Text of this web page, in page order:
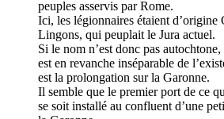
peuples asservis par Rome.
Ici, les légionnaires étaient d’origine
Lingons, qui peuplait le Jura actuel.
Si le nom n’est donc pas
est en revanche inséparable de
est la prolongation sur la Garonne.
Il semble que le premier port de ce
se soit installé au confluent d’une